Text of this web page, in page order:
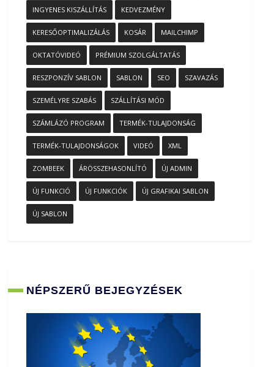
INGYENES KISZÁLLÍTÁS KEDVEZMÉNY
KERESŐOPTIMALIZÁLÁS KOSÁR MAILCHIMP
OKTATÓVIDEÓ PRÉMIUM SZOLGÁLTATÁS
RESZPONZÍV SABLON SABLON SEO SZAVAZÁS
SZEMÉLYRE SZABÁS SZÁLLÍTÁSI MÓD
SZÁMLÁZÓ PROGRAM TERMÉK-TULAJDONSÁG
TERMÉK-TULAJDONSÁGOK VIDEÓ XML
ZOMBEEK ÁRÖSSZEHASONLÍTÓ ÚJ ADMIN
ÚJ FUNKCIÓ ÚJ FUNKCIÓK ÚJ GRAFIKAI SABLON
ÚJ SABLON
NÉPSZERŰ BEJEGYZÉSEK